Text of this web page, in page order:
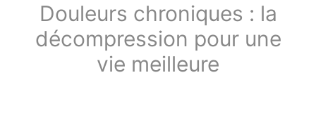
Douleurs chroniques : la
décompression pour une
vie meilleure